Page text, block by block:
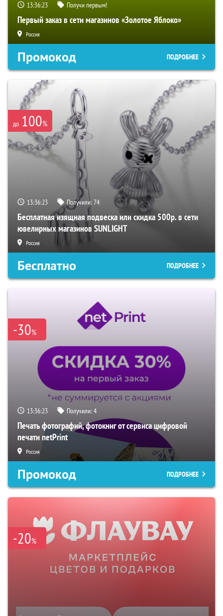
13:36:23 Получи первым!
Первый заказ в сети магазинов «Золотое Яблоко»
Россия
Промокод ПОДРОБНЕЕ
до 100%
13:36:23 Получили:74
Бесплатная изящная подвеска или скидка 500р. в сети
ювелирных магазинов SUNLIGHT
Россия
Бесплатно ПОДРОБНЕЕ
-30%
13:36:23 Получили:4
Печать фотографий, фотокниг от сервиса цифровой
печати netPrint
Россия
Промокод ПОДРОБНЕЕ
-20%